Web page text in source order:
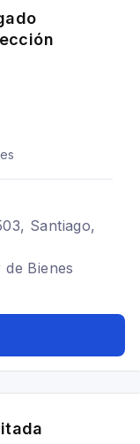
Santiago,
Bienes